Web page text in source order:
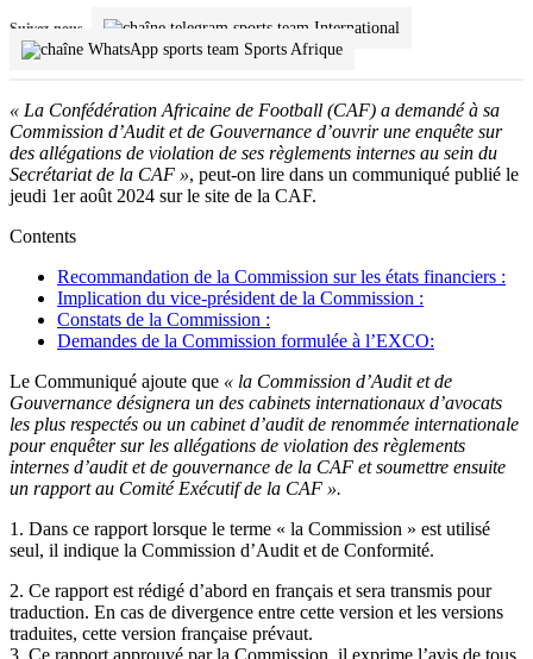
Suivez-nous
International
Sports Afrique
« La Confédération Africaine de Football (CAF) a demandé à sa
Commission d’Audit et de Gouvernance d’ouvrir une enquête sur
des allégations de violation de ses règlements internes au sein du
Secrétariat de la CAF », peut-on lire dans un communiqué publié le
jeudi 1er août 2024 sur le site de la CAF.
Contents
Recommandation de la Commission sur les états financiers :
Implication du vice-président de la Commission :
Constats de la Commission :
Demandes de la Commission formulée à l’EXCO:
Le Communiqué ajoute que « la Commission d’Audit et de
Gouvernance désignera un des cabinets internationaux d’avocats
les plus respectés ou un cabinet d’audit de renommée internationale
pour enquêter sur les allégations de violation des règlements
internes d’audit et de gouvernance de la CAF et soumettre ensuite
un rapport au Comité Exécutif de la CAF ».
1. Dans ce rapport lorsque le terme « la Commission » est utilisé
seul, il indique la Commission d’Audit et de Conformité.
2. Ce rapport est rédigé d’abord en français et sera transmis pour
traduction. En cas de divergence entre cette version et les versions
traduites, cette version française prévaut.